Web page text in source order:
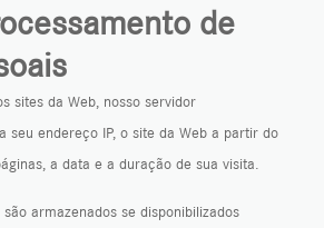
de
sites da Web, nosso servidor
seu endereço IP, o site da Web a partir do
a data e a duração de sua visita.
armazenados se disponibilizados